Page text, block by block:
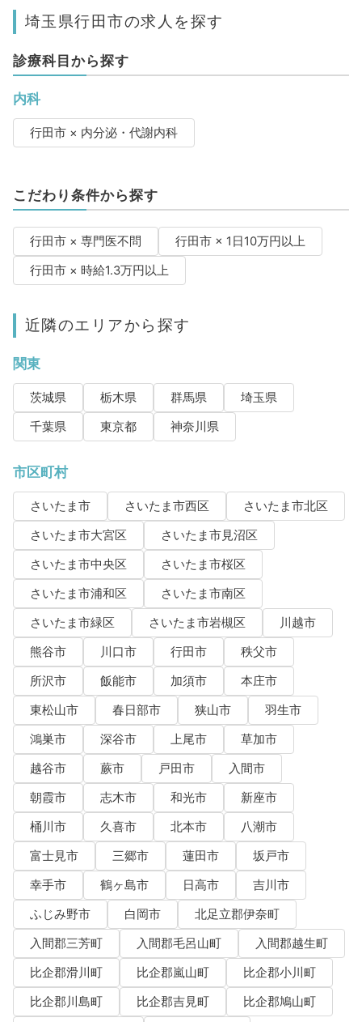
埼玉県行田市の求人を探す
診療科目から探す
内科
行田市 × 内分泌・代謝内科
こだわり条件から探す
行田市 × 専門医不問
行田市 × 1日10万円以上
行田市 × 時給1.3万円以上
近隣のエリアから探す
関東
茨城県 栃木県 群馬県
埼玉県
千葉県
東京都 神奈川県
市区町村
さいたま市 さいたま市西区
さいたま市北区
さいたま市大宮区
さいたま市見沼区
さいたま市中央区
さいたま市桜区
さいたま市浦和区
さいたま市南区
さいたま市緑区
さいたま市岩槻区
川越市
熊谷市
川口市 行田市
秩父市
所沢市
飯能市 加須市
本庄市
東松山市
春日部市 狭山市
羽生市
鴻巣市
深谷市 上尾市
草加市
越谷市
蕨市 戸田市
入間市
朝霞市
志木市 和光市
新座市
桶川市
久喜市 北本市
八潮市
富士見市
三郷市 蓮田市
坂戸市
幸手市
鶴ヶ島市 日高市
吉川市
ふじみ野市
白岡市
北足立郡伊奈町
入間郡三芳町
入間郡毛呂山町
入間郡越生町
比企郡滑川町
比企郡嵐山町
比企郡小川町
比企郡川島町
比企郡吉見町
比企郡鳩山町